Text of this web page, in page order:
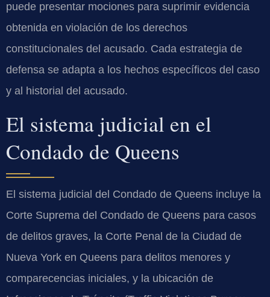
puede presentar mociones para suprimir evidencia
obtenida en violación de los derechos
constitucionales del acusado. Cada estrategia de
defensa se adapta a los hechos específicos del caso
y al historial del acusado.
El sistema judicial en el
Condado de Queens
El sistema judicial del Condado de Queens incluye la
Corte Suprema del Condado de Queens para casos
de delitos graves, la Corte Penal de la Ciudad de
Nueva York en Queens para delitos menores y
comparecencias iniciales, y la ubicación de